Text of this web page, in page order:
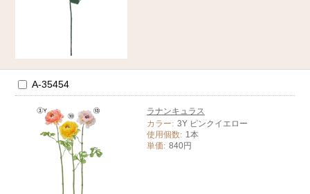
A-35454
ラナンキュラス
カラー: 3Y ピンクイエロー
使用個数: 1本
単価: 840円